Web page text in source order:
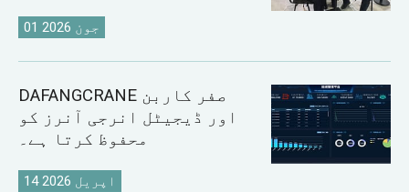
01 جون 2026
DAFANGCRANE صفر کاربن
اور ڈیجیٹل انرجی آنرز کو
محفوظ کرتا ہے۔
14 اپریل 2026